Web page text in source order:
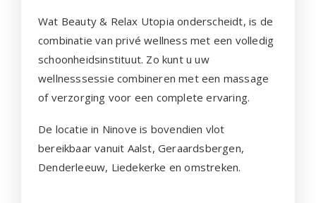
Wat Beauty & Relax Utopia onderscheidt, is de
combinatie van privé wellness met een volledig
schoonheidsinstituut. Zo kunt u uw
wellnesssessie combineren met een massage
of verzorging voor een complete ervaring.
De locatie in Ninove is bovendien vlot
bereikbaar vanuit Aalst, Geraardsbergen,
Denderleeuw, Liedekerke en omstreken.